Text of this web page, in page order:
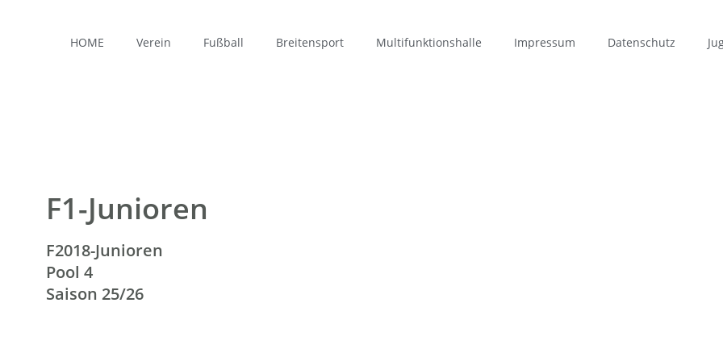
HOME Verein Fußball Breitensport Multifunktionshalle Impressum Datenschutz
F1-Junioren
F2018-Junioren
Pool 4
Saison 25/26